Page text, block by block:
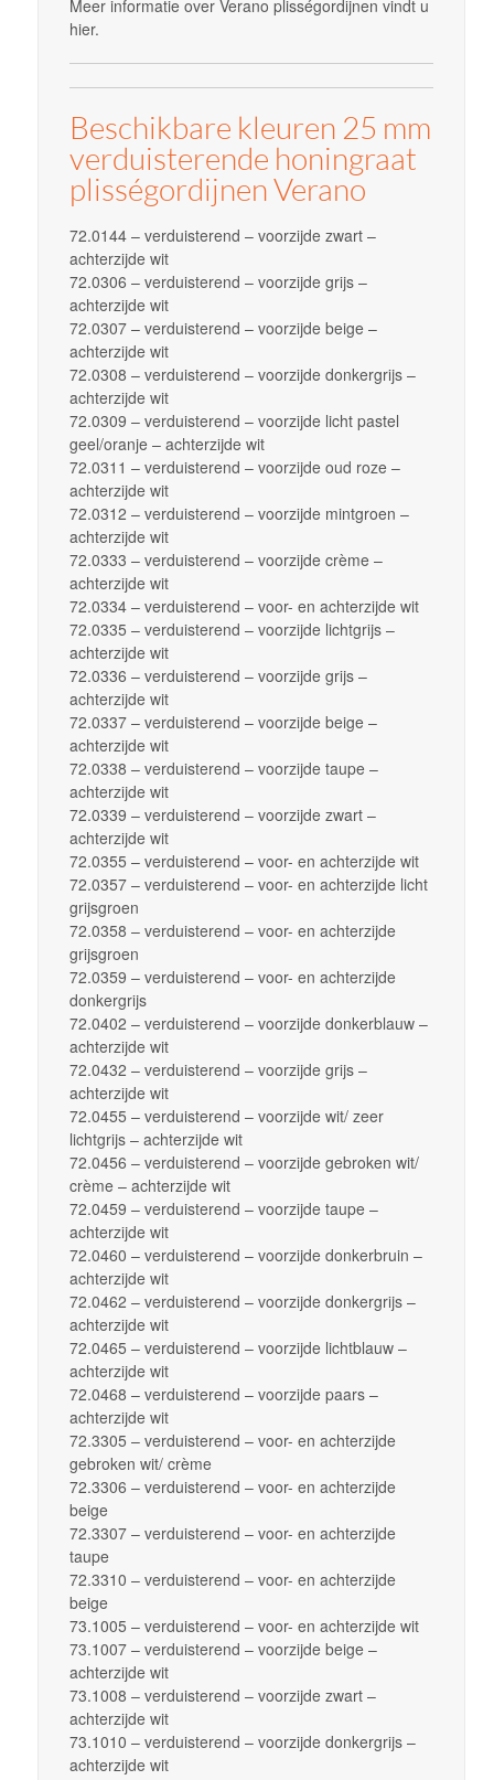
Meer informatie over Verano plisségordijnen vindt u
hier.
Beschikbare kleuren 25 mm
verduisterende honingraat
plisségordijnen Verano
72.0144 – verduisterend – voorzijde zwart –
achterzijde wit
72.0306 – verduisterend – voorzijde grijs –
achterzijde wit
72.0307 – verduisterend – voorzijde beige –
achterzijde wit
72.0308 – verduisterend – voorzijde donkergrijs –
achterzijde wit
72.0309 – verduisterend – voorzijde licht pastel
geel/oranje – achterzijde wit
72.0311 – verduisterend – voorzijde oud roze –
achterzijde wit
72.0312 – verduisterend – voorzijde mintgroen –
achterzijde wit
72.0333 – verduisterend – voorzijde crème –
achterzijde wit
72.0334 – verduisterend – voor- en achterzijde wit
72.0335 – verduisterend – voorzijde lichtgrijs –
achterzijde wit
72.0336 – verduisterend – voorzijde grijs –
achterzijde wit
72.0337 – verduisterend – voorzijde beige –
achterzijde wit
72.0338 – verduisterend – voorzijde taupe –
achterzijde wit
72.0339 – verduisterend – voorzijde zwart –
achterzijde wit
72.0355 – verduisterend – voor- en achterzijde wit
72.0357 – verduisterend – voor- en achterzijde licht
grijsgroen
72.0358 – verduisterend – voor- en achterzijde
grijsgroen
72.0359 – verduisterend – voor- en achterzijde
donkergrijs
72.0402 – verduisterend – voorzijde donkerblauw –
achterzijde wit
72.0432 – verduisterend – voorzijde grijs –
achterzijde wit
72.0455 – verduisterend – voorzijde wit/ zeer
lichtgrijs – achterzijde wit
72.0456 – verduisterend – voorzijde gebroken wit/
crème – achterzijde wit
72.0459 – verduisterend – voorzijde taupe –
achterzijde wit
72.0460 – verduisterend – voorzijde donkerbruin –
achterzijde wit
72.0462 – verduisterend – voorzijde donkergrijs –
achterzijde wit
72.0465 – verduisterend – voorzijde lichtblauw –
achterzijde wit
72.0468 – verduisterend – voorzijde paars –
achterzijde wit
72.3305 – verduisterend – voor- en achterzijde
gebroken wit/ crème
72.3306 – verduisterend – voor- en achterzijde
beige
72.3307 – verduisterend – voor- en achterzijde
taupe
72.3310 – verduisterend – voor- en achterzijde
beige
73.1005 – verduisterend – voor- en achterzijde wit
73.1007 – verduisterend – voorzijde beige –
achterzijde wit
73.1008 – verduisterend – voorzijde zwart –
achterzijde wit
73.1010 – verduisterend – voorzijde donkergrijs –
achterzijde wit